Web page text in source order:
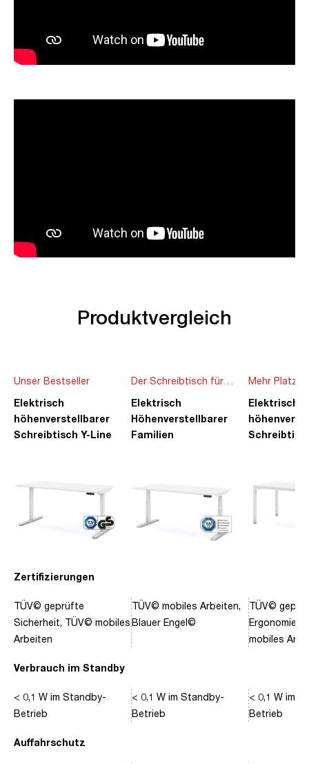
Produktvergleich
Zertifizierungen
Verbrauch im Standby
Auffahrschutz
Unser Bestseller
Elektrisch
höhenverstellbarer
Schreibtisch Y-Line
TÜV© geprüfte
Sicherheit, TÜV© mobiles
Arbeiten
< 0,1 W im Standby-
Betrieb
Der Schreibtisch für
die ganze Familie
Elektrisch
Höhenverstellbarer
Familien
TÜV© mobiles Arbeiten,
Blauer Engel©
< 0,1 W im Standby-
Betrieb
Mehr Platz
Ideen
Elektrisch
TÜV©
Ergonomie,
mobiles
< 0,1 W im
Betrieb